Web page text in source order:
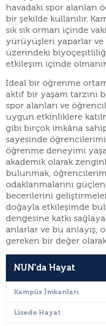
NUN'da Hayat
Kampüs İmkanları
Lisede Hayat
havadaki spor alanları
bir şekilde kullanılır.
sık sık orman içinde
yürüyüşleri yaparlar
üzerindeki
etkileşim içinde
İdeal bir öğrenme
aktif bir yaşam tarzını
spor alanları ve
uygun etkinliklere
gibi birçok imkâna
sayesinde
öğrenme deneyimi
akademik olarak
bulunmak,
odaklanmalarını
becerilerini
doğayla etkileşimde
dengesine katkı
anlarlar ve bu anlayış,
gereken bir değer